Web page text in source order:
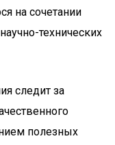
на сочетании
технических
следит за
полезных